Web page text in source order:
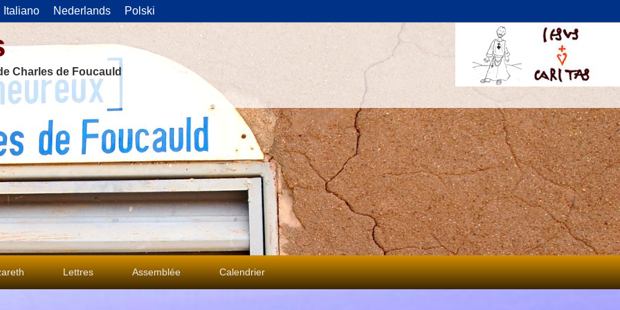
Italiano Nederlands Polski
Charles de Foucauld
Lettres Assemblée Calendrier